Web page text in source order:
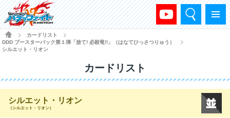
メニュー
検索
HOME
カードリスト
DDD ブースターパック第１弾「放て! 必殺竜!!」（はなてひっさつりゅう）
シルエット・リオン
カードリスト
シルエット・リオン
（シルエット・リオン）